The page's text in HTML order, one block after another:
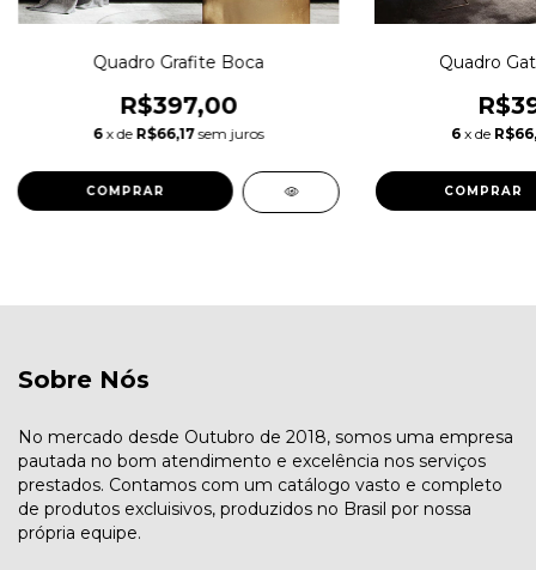
Quadro Grafite Boca
R$397,00
6 x de R$66,17 sem juros
COMPRAR
Quadro
6 x de
COMPRAR
Sobre Nós
No mercado desde Outubro de 2018, somos uma empresa
pautada no bom atendimento e excelência nos serviços
prestados. Contamos com um catálogo vasto e completo
de produtos excluisivos, produzidos no Brasil por nossa
própria equipe.